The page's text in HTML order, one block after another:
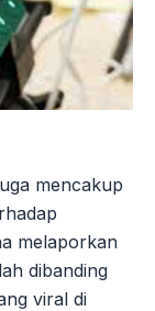
mencakup
melaporkan
dibanding
viral di